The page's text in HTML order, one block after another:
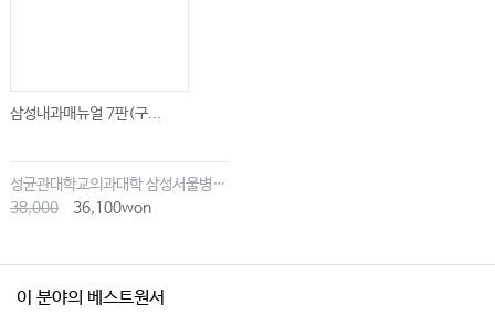
삼성내과매뉴얼 7판(구...
성균관대학교의과대학 삼성서울병원내과
38,000
36,100won
이 분야의 베스트원서